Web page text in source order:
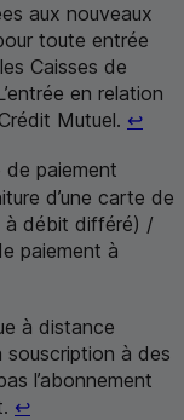
aux nouveaux
toute entrée
Caisses de
en relation
Mutuel. ↩
de paiement
d’une carte de
à débit différé) /
paiement à
5
à distance
souscription à des
l’abonnement
↩Retour au renvoi